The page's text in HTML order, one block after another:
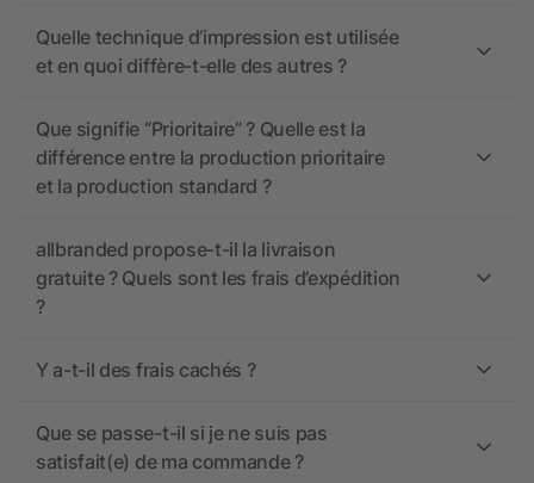
Quelle technique d’impression est utilisée
et en quoi diffère-t-elle des autres ?
Que signifie “Prioritaire” ? Quelle est la
différence entre la production prioritaire
et la production standard ?
allbranded propose-t-il la livraison
gratuite ? Quels sont les frais d’expédition
?
Y a-t-il des frais cachés ?
Que se passe-t-il si je ne suis pas
satisfait(e) de ma commande ?